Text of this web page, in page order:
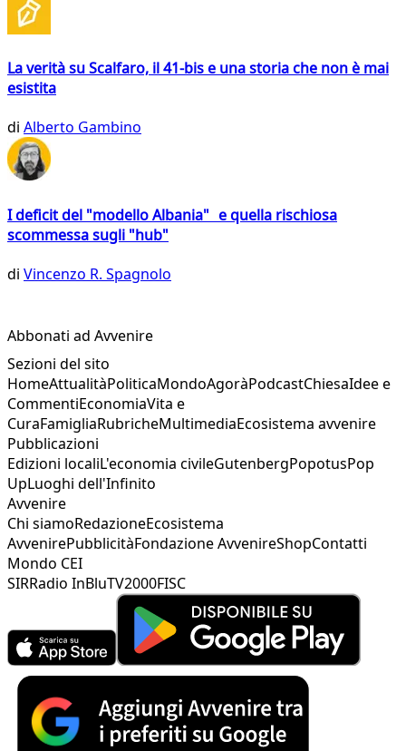
La verità su Scalfaro, il 41-bis e una storia che non è mai
esistita
di Alberto Gambino
I deficit del "modello Albania" e quella rischiosa
scommessa sugli "hub"
di Vincenzo R. Spagnolo
Abbonati ad Avvenire
Sezioni del sito
HomeAttualitàPoliticaMondoAgoràPodcastChiesaIdee e
CommentiEconomiaVita e
CuraFamigliaRubricheMultimediaEcosistema avvenire
Pubblicazioni
Edizioni localiL'economia civileGutenbergPopotusPop
UpLuoghi dell'Infinito
Avvenire
Chi siamoRedazioneEcosistema
AvvenirePubblicitàFondazione AvvenireShopContatti
Mondo CEI
SIRRadio InBluTV2000FISC